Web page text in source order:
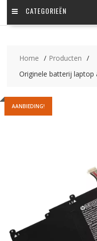
CATEGORIEËN
Home
Producten
Originele batterij laptop
AANBIEDING!